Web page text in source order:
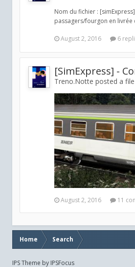
Nom du fichier :
passagers/fourgon en livrée
August 2, 2016 6
[SimExpress] -
Treno.Notte posted a
August 2, 2016 11
Home Search
IPS Theme by IPSFocus